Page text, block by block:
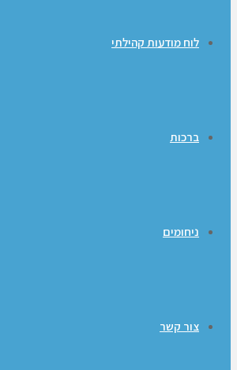
לוח מודעות קהילתי
ברכות
ניחומים
צור קשר